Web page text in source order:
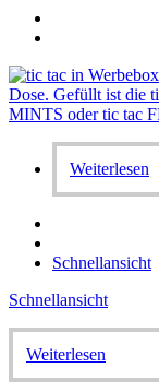
Weiterlesen
Schnellansicht
Schnellansicht
Weiterlesen